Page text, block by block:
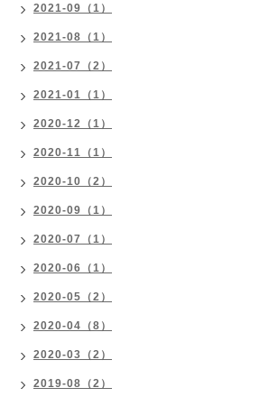
2021-09（1）
2021-08（1）
2021-07（2）
2021-01（1）
2020-12（1）
2020-11（1）
2020-10（2）
2020-09（1）
2020-07（1）
2020-06（1）
2020-05（2）
2020-04（8）
2020-03（2）
2019-08（2）